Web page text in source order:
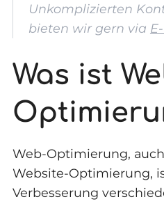
Unkomplizierten
bieten wir gern via
Was ist
Web-Optimierung,
Website-Optimierung,
Verbesserung